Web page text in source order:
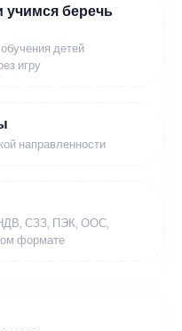
учимся беречь
детей
игру
направленности
СЗЗ, ПЭК, ООС,
формате